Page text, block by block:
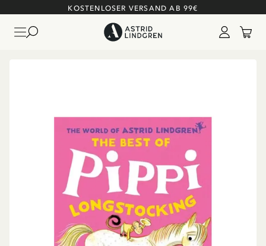
KOSTENLOSER VERSAND AB 99€